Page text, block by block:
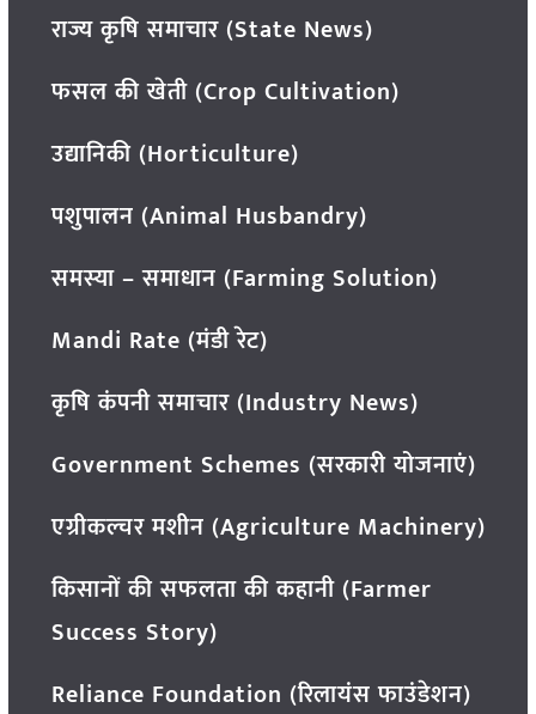
राज्य कृषि समाचार (State News)
फसल की खेती (Crop Cultivation)
उद्यानिकी (Horticulture)
पशुपालन (Animal Husbandry)
समस्या – समाधान (Farming Solution)
Mandi Rate (मंडी रेट)
कृषि कंपनी समाचार (Industry News)
Government Schemes (सरकारी योजनाएं)
एग्रीकल्चर मशीन (Agriculture Machinery)
किसानों की सफलता की कहानी (Farmer
Success Story)
Reliance Foundation (रिलायंस फाउंडेशन)